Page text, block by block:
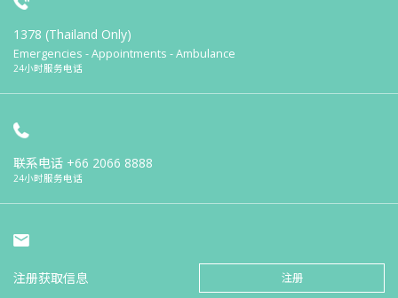
1378 (Thailand Only)
Emergencies - Appointments - Ambulance
24小时服务电话
联系电话 +66 2066 8888
24小时服务电话
注册获取信息 注册